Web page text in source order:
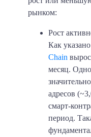
рынком:
Рост
Как
Chain
месяц.
адресов
смарт-
период.